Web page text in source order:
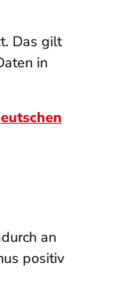
Das gilt
in
an
positiv